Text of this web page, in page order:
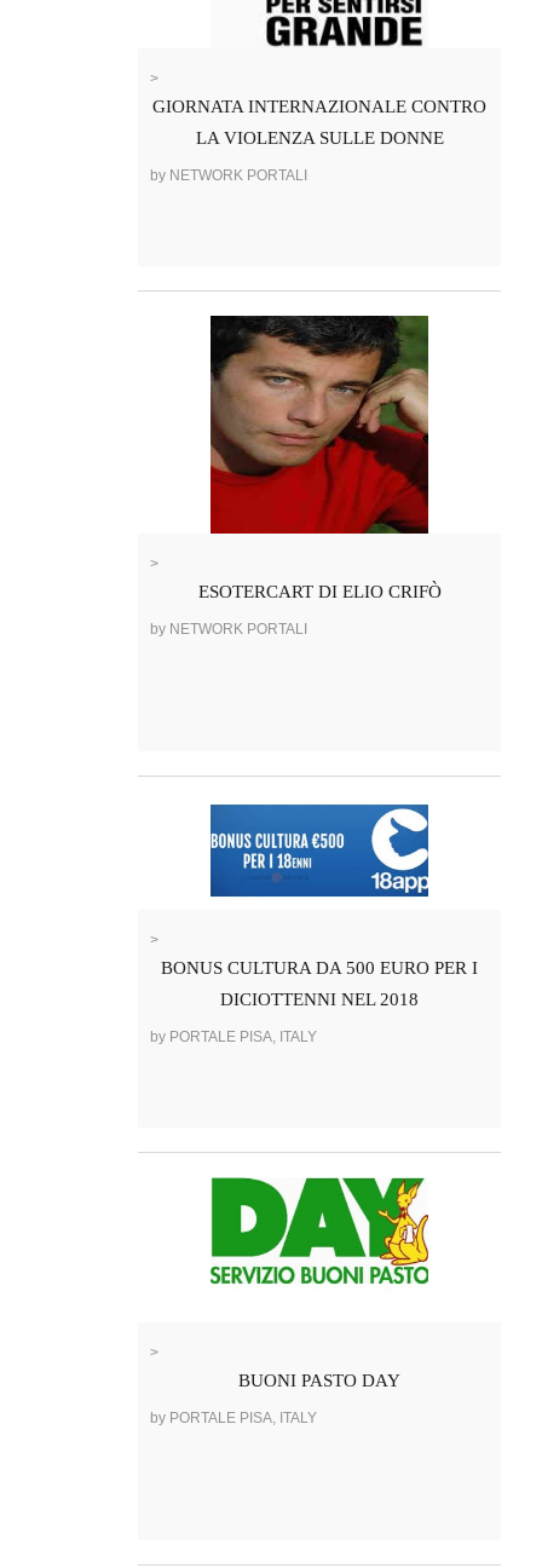
>
GIORNATA INTERNAZIONALE CONTRO
LA VIOLENZA SULLE DONNE
by NETWORK PORTALI
>
ESOTERCART DI ELIO CRIFÒ
by NETWORK PORTALI
>
BONUS CULTURA DA 500 EURO PER I
DICIOTTENNI NEL 2018
by PORTALE PISA, ITALY
>
BUONI PASTO DAY
by PORTALE PISA, ITALY